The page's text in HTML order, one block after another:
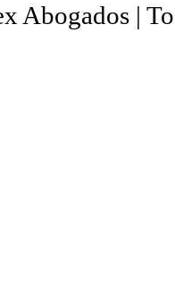
Abogados |